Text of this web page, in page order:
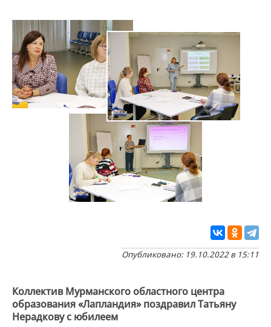
Опубликовано: 19.10.2022 в 15:11
Коллектив Мурманского областного центра
образования «Лапландия» поздравил Татьяну
Нерадкову с юбилеем